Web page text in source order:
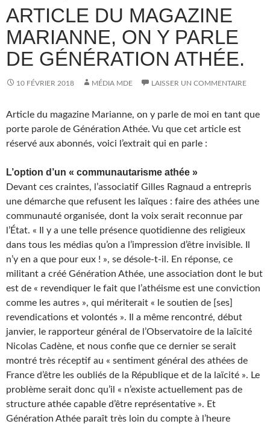
ARTICLE DU MAGAZINE
MARIANNE, ON Y PARLE
DE GÉNÉRATION ATHÉE.
10 FÉVRIER 2018 MÉDIA MDE LAISSER UN COMMENTAIRE
Article du magazine Marianne, on y parle de moi en tant que
porte parole de Génération Athée. Vu que cet article est
réservé aux abonnés, voici l’extrait qui en parle :
L’option d’un « communautarisme athée »
Devant ces craintes, l’associatif Gilles Ragnaud a entrepris
une démarche que refusent les laïques : faire des athées une
communauté organisée, dont la voix serait reconnue par
l’État. « Il y a une telle présence quotidienne des religieux
dans tous les médias qu’on a l’impression d’être invisible. Il
n’y en a que pour eux ! », se désole-t-il. En réponse, ce
militant a créé Génération Athée, une association dont le but
est de « revendiquer le fait que l’athéisme est une conviction
comme les autres », qui mériterait « le soutien de [ses]
revendications et volontés ». Il a même rencontré, début
janvier, le rapporteur général de l’Observatoire de la laïcité
Nicolas Cadène, et nous confie que ce dernier se serait
montré très réceptif au « sentiment général des athées de
France d’être les oubliés de la République et de la laïcité ». Le
problème serait donc qu’il « n’existe actuellement pas de
structure athée capable d’être représentative ». Et
Génération Athée paraît très loin du compte à l’heure